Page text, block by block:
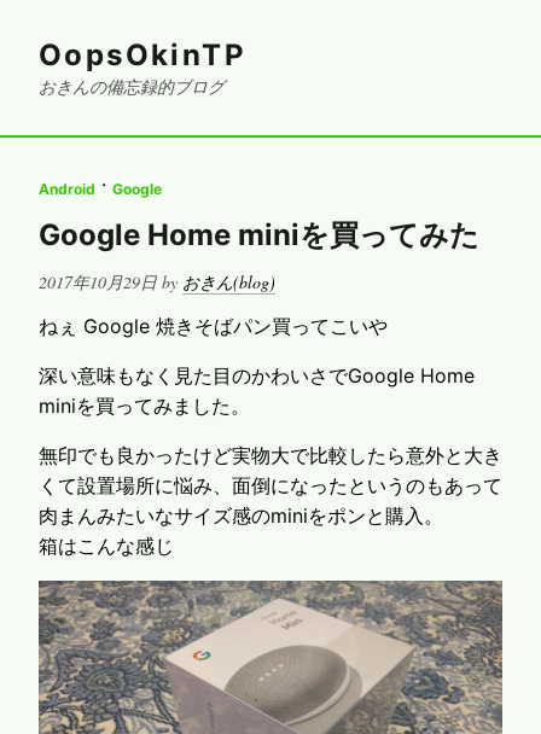
OopsOkinTP
おきんの備忘録的ブログ
Android · Google
Google Home miniを買ってみた
Posted
2017年10月29日 by おきん(blog)
ねぇ Google 焼きそばパン買ってこいや
深い意味もなく見た目のかわいさでGoogle Home
miniを買ってみました。
無印でも良かったけど実物大で比較したら意外と大き
くて設置場所に悩み、面倒になったというのもあって
肉まんみたいなサイズ感のminiをポンと購入。
箱はこんな感じ